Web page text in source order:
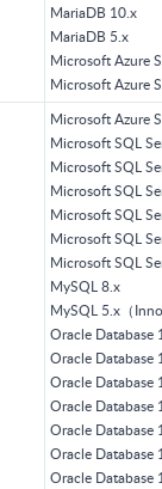
MariaDB 10.x
MariaDB 5.x
Microsoft Azure
Microsoft Azure
Microsoft Azure
Microsoft SQL
Microsoft SQL
Microsoft SQL
Microsoft SQL
Microsoft SQL
Microsoft SQL
MySQL 8.x
MySQL 5.x（
Oracle Database
Oracle Database
Oracle Database
Oracle Database
Oracle Database
Oracle Database
Oracle Database